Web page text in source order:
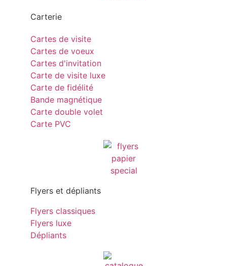
Carterie
Cartes de visite
Cartes de voeux
Cartes d'invitation
Carte de visite luxe
Carte de fidélité
Bande magnétique
Carte double volet
Carte PVC
Flyers et dépliants
Flyers classiques
Flyers luxe
Dépliants